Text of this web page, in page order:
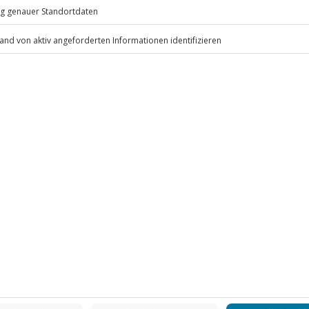
das Erlebnis verschoben (die
Schuhwerk mit Gummisohle,